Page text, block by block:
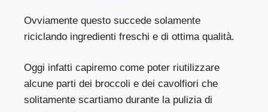
Ovviamente questo succede solamente
riciclando ingredienti freschi e di ottima qualità.
Oggi infatti capiremo come poter riutilizzare
alcune parti dei broccoli e dei cavolfiori che
solitamente scartiamo durante la pulizia di